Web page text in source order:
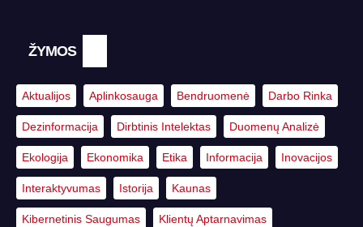
ŽYMOS
Aktualijos Aplinkosauga Bendruomenė Darbo Rinka
Dezinformacija Dirbtinis Intelektas Duomenų Analizė
Ekologija Ekonomika Etika Informacija Inovacijos
Interaktyvumas Istorija Kaunas
Kibernetinis Saugumas Klientų Aptarnavimas